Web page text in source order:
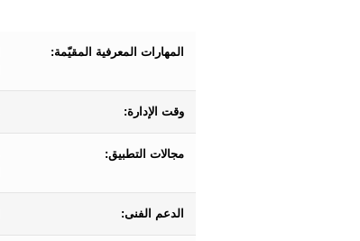
المهارات المعرفية المقيّمة:
وقت الإدارة:
مجالات التطبيق:
الدعم الفنى: